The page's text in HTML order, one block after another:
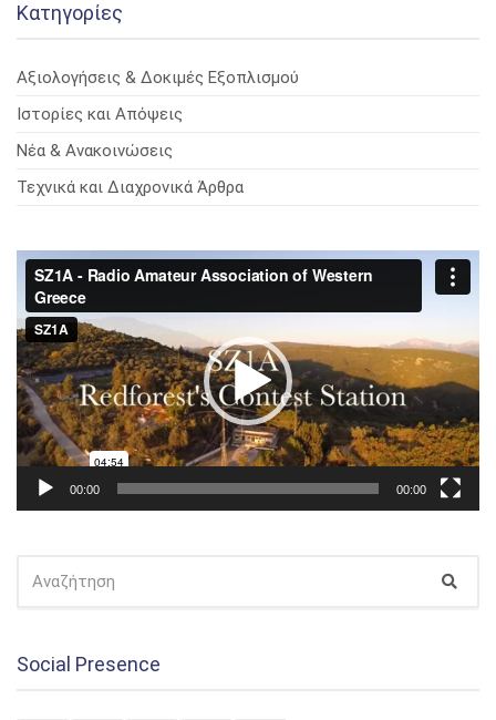
Kατηγορίες
Αξιολογήσεις & Δοκιμές Εξοπλισμού
Ιστορίες και Απόψεις
Νέα & Ανακοινώσεις
Τεχνικά και Διαχρονικά Άρθρα
Πρόγραμμα
Αναπαραγωγής
Βίντεο
00:00 00:00
ΓΙΑ:
Social Presence